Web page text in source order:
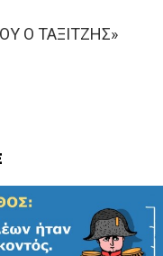
Ο ΤΑΞΙΤΖΗΣ»